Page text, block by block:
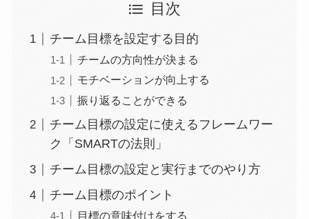
目次
チーム目標を設定する目的
チームの方向性が決まる
モチベーションが向上する
振り返ることができる
チーム目標の設定に使えるフレームワー
ク「SMARTの法則」
チーム目標の設定と実行までのやり方
チーム目標のポイント
目標の意味付けをする